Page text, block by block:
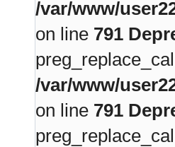
/var/www/
on line 791
/var/www/
on line 791